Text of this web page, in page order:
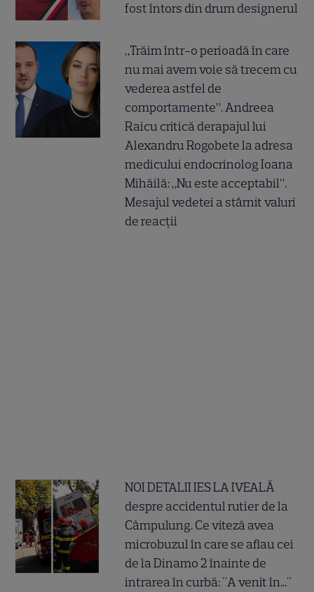
fost întors din drum designerul
„Trăim într-o perioadă în care
nu mai avem voie să trecem cu
vederea astfel de
comportamente”. Andreea
Raicu critică derapajul lui
Alexandru Rogobete la adresa
medicului endocrinolog Ioana
Mihăilă: „Nu este acceptabil”.
Mesajul vedetei a stârnit valuri
de reacții
NOI DETALII IES LA IVEALĂ
despre accidentul rutier de la
Câmpulung. Ce viteză avea
microbuzul în care se aflau cei
de la Dinamo 2 înainte de
intrarea în curbă: "A venit în..."